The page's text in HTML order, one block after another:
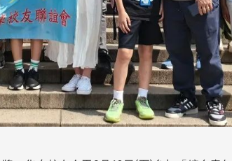
在
学
台中市校友会于115年6月24日
(三)举办拜会台中市政府活动。参
访团由母校战略所所长李大中、 ...
南加
在美国
（洛侨
...